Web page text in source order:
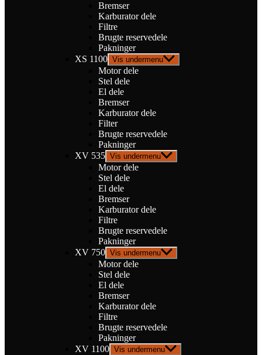
Bremser
Karburator dele
Filtre
Brugte reservedele
Pakninger
XS 1100 Vis undermenu
Motor dele
Stel dele
El dele
Bremser
Karburator dele
Filter
Brugte reservedele
Pakninger
XV 535 Vis undermenu
Motor dele
Stel dele
El dele
Bremser
Karburator dele
Filtre
Brugte reservedele
Pakninger
XV 750 Vis undermenu
Motor dele
Stel dele
El dele
Bremser
Karburator dele
Filtre
Brugte reservedele
Pakninger
XV 1100 Vis undermenu